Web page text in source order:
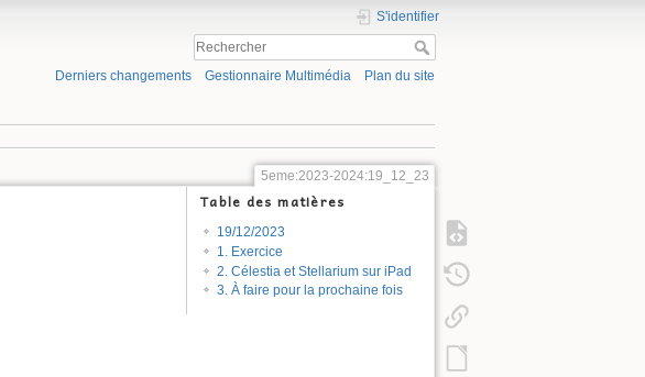
S'identifier
Derniers changements Gestionnaire Multimédia Plan du site
5eme:2023-2024:19_12_23
Table des matières
19/12/2023
1. Exercice
2. Célestia et Stellarium sur iPad
3. À faire pour la prochaine fois